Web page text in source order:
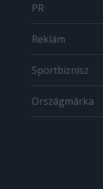
PR
Reklám
Sportbiznisz
Országmárka